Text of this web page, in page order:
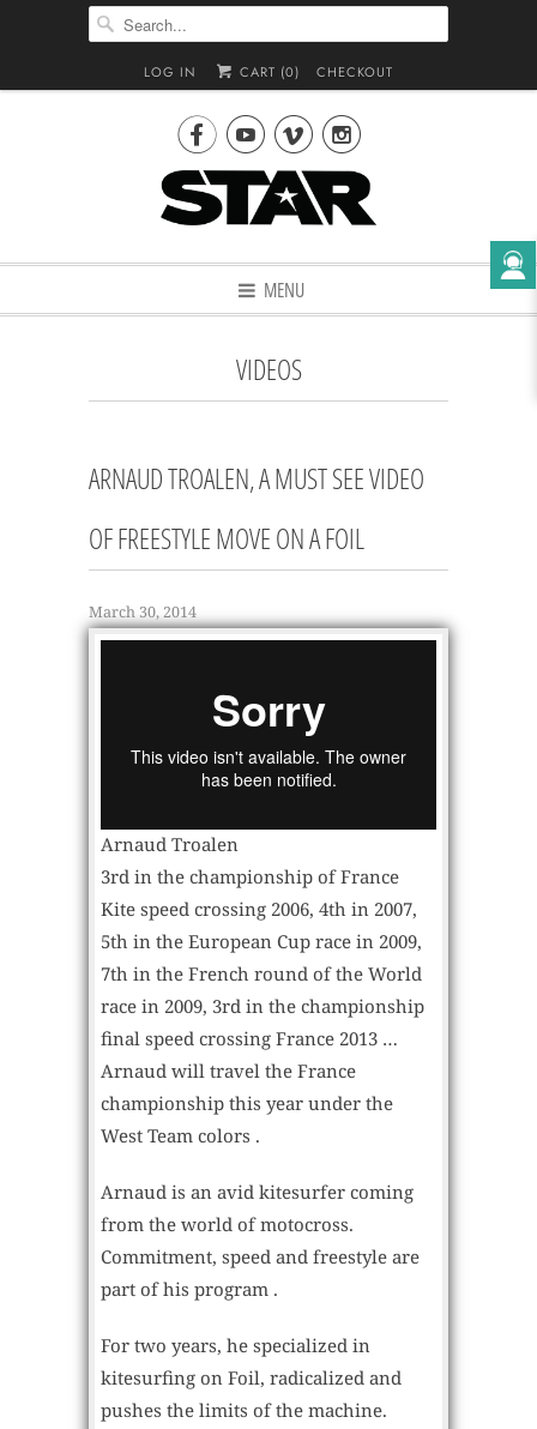
LOG IN CART (0) CHECKOUT

MENU
VIDEOS
ARNAUD TROALEN, A MUST SEE VIDEO
OF FREESTYLE MOVE ON A FOIL
March 30, 2014
Arnaud Troalen
3rd in the championship of France
Kite speed crossing 2006, 4th in 2007,
5th in the European Cup race in 2009,
7th in the French round of the World
race in 2009, 3rd in the championship
final speed crossing France 2013 …
Arnaud will travel the France
championship this year under the
West Team colors .
Arnaud is an avid kitesurfer coming
from the world of motocross.
Commitment, speed and freestyle are
part of his program .
For two years, he specialized in
kitesurfing on Foil, radicalized and
pushes the limits of the machine.